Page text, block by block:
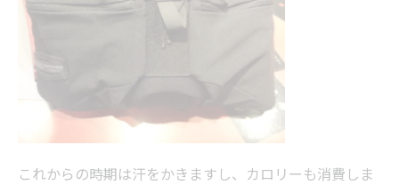
これからの時期は汗をかきますし、カロリーも消費しま